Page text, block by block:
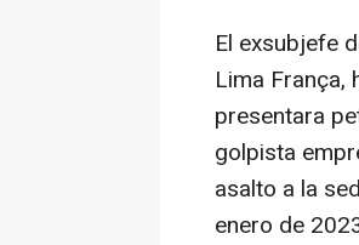
El exsubjefe
Lima França,
presentara
golpista
asalto a la
enero de